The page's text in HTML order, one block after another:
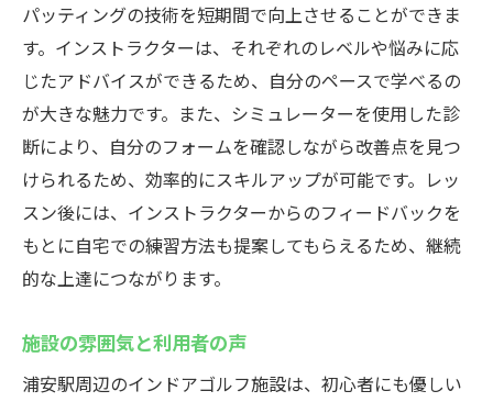
パッティングの技術を短期間で向上させることができま
す。インストラクターは、それぞれのレベルや悩みに応
じたアドバイスができるため、自分のペースで学べるの
が大きな魅力です。また、シミュレーターを使用した診
断により、自分のフォームを確認しながら改善点を見つ
けられるため、効率的にスキルアップが可能です。レッ
スン後には、インストラクターからのフィードバックを
もとに自宅での練習方法も提案してもらえるため、継続
的な上達につながります。
施設の雰囲気と利用者の声
浦安駅周辺のインドアゴルフ施設は、初心者にも優しい